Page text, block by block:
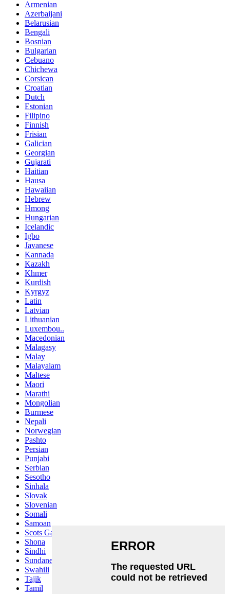
Armenian
Azerbaijani
Belarusian
Bengali
Bosnian
Bulgarian
Cebuano
Chichewa
Corsican
Croatian
Dutch
Estonian
Filipino
Finnish
Frisian
Galician
Georgian
Gujarati
Haitian
Hausa
Hawaiian
Hebrew
Hmong
Hungarian
Icelandic
Igbo
Javanese
Kannada
Kazakh
Khmer
Kurdish
Kyrgyz
Latin
Latvian
Lithuanian
Luxembou..
Macedonian
Malagasy
Malay
Malayalam
Maltese
Maori
Marathi
Mongolian
Burmese
Nepali
Norwegian
Pashto
Persian
Punjabi
Serbian
Sesotho
Sinhala
Slovak
Slovenian
Somali
Samoan
Scots Gaelic
Shona
Sindhi
Sundanese
Swahili
Tajik
Tamil